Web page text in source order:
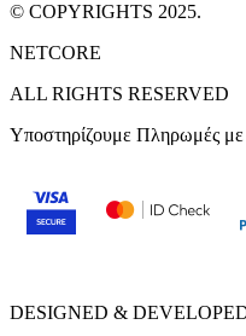
© COPYRIGHTS 2025.
NETCORE
ALL RIGHTS RESERVED
Υποστηρίζουμε Πληρωμές με
DESIGNED &